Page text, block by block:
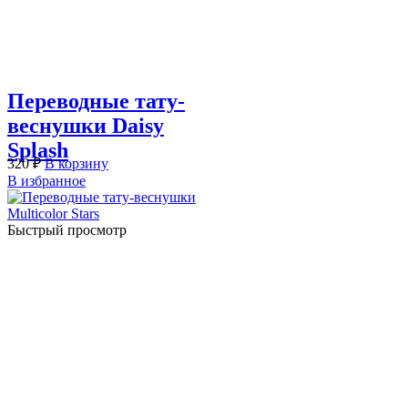
Переводные тату-
веснушки Daisy
Splash
320₽ В корзину
В избранное
Быстрый просмотр